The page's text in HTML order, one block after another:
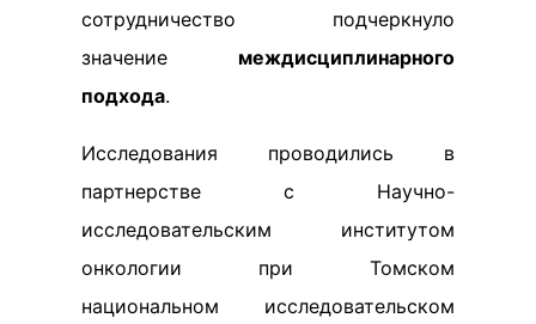
сотрудничество подчеркнуло
значение междисциплинарного
подхода.
Исследования проводились в
партнерстве с Научно-
исследовательским институтом
онкологии при Томском
национальном исследовательском